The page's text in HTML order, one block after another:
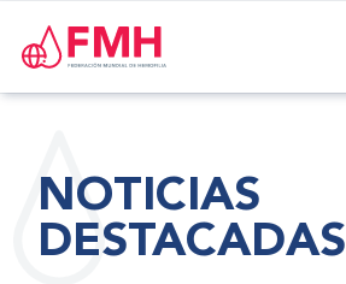
NOTICIAS
DESTACADAS